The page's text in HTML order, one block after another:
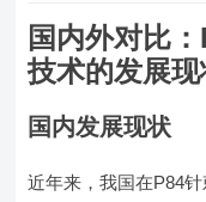
国内外对比
技术的发展
国内发展现状
近年来，我国在P84